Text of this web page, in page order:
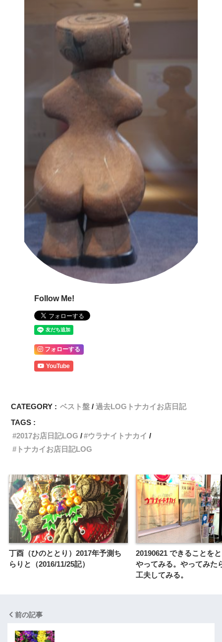
Follow Me!
フォローする
YouTube
CATEGORY : ベスト盤
過去LOGトナカイお店日記
TAGS :
2017お店日記LOG
ウラナイトナカイ
トナカイお店日記LOG
丁酉（ひのととり）2017年予測ち
らりと（2016/11/25記）
20190621 できることを
やってみる。やってみた
工夫してみる。
前の記事